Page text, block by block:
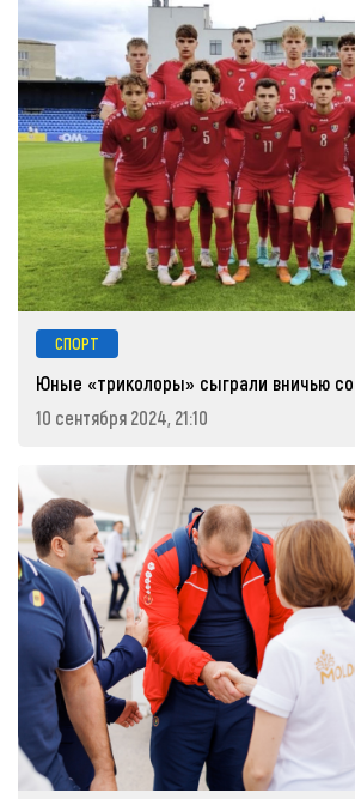
СПОРТ
Юные «триколоры» сыграли вничью
10 сентября 2024, 21:10